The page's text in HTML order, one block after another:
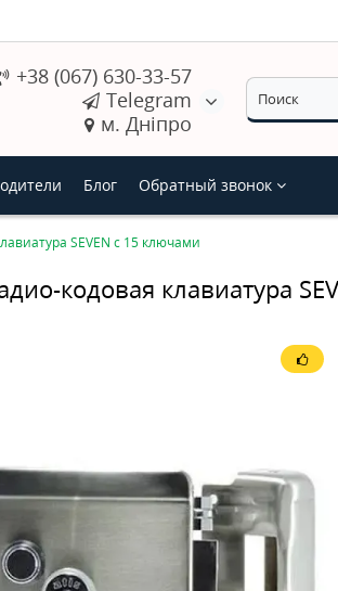
+38 (067) 630-33-57
Telegram
м. Дніпро
Блог Обратный звонок
SEVEN с 15 ключами
кодовая клавиатура